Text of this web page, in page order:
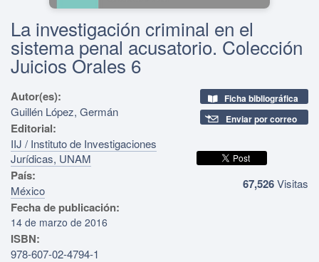
La investigación criminal en el
sistema penal acusatorio. Colección
Juicios Orales 6
Autor(es):
Guillén López, Germán
Editorial:
IIJ / Instituto de Investigaciones
Jurídicas, UNAM
País:
México
Fecha de publicación:
14 de marzo de 2016
ISBN:
978-607-02-4794-1
Ficha bibliográfica
Enviar por correo
67,526Visitas